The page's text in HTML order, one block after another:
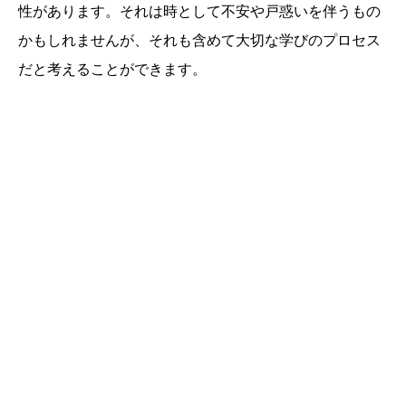
性があります。それは時として不安や戸惑いを伴うもの
かもしれませんが、それも含めて大切な学びのプロセス
だと考えることができます。